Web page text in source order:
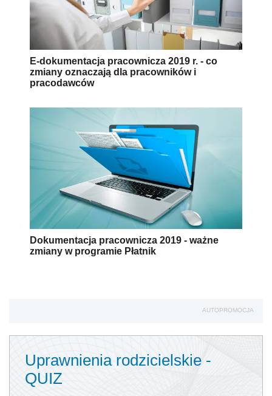
E-dokumentacja pracownicza 2019 r. - co
zmiany oznaczają dla pracowników i
pracodawców
Dokumentacja pracownicza 2019 - ważne
zmiany w programie Płatnik
AUTOPROMOCJA
Uprawnienia rodzicielskie -
QUIZ